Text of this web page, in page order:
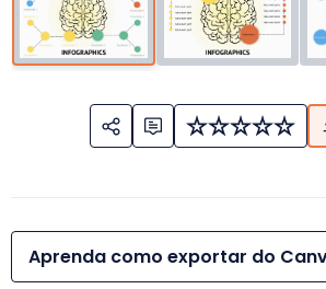
Aprenda como exportar do